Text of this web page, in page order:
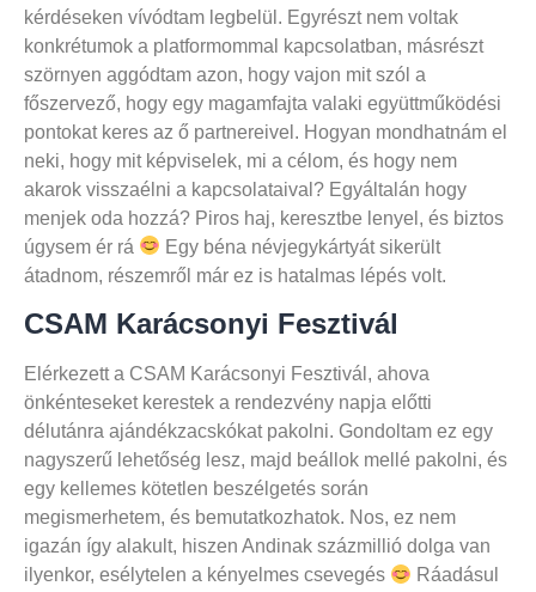
kérdéseken vívódtam legbelül. Egyrészt nem voltak
konkrétumok a platformommal kapcsolatban, másrészt
szörnyen aggódtam azon, hogy vajon mit szól a
főszervező, hogy egy magamfajta valaki együttműködési
pontokat keres az ő partnereivel. Hogyan mondhatnám el
neki, hogy mit képviselek, mi a célom, és hogy nem
akarok visszaélni a kapcsolataival? Egyáltalán hogy
menjek oda hozzá? Piros haj, keresztbe lenyel, és biztos
úgysem ér rá
Egy béna névjegykártyát sikerült
átadnom, részemről már ez is hatalmas lépés volt.
CSAM Karácsonyi Fesztivál
Elérkezett a CSAM Karácsonyi Fesztivál, ahova
önkénteseket kerestek a rendezvény napja előtti
délutánra ajándékzacskókat pakolni. Gondoltam ez egy
nagyszerű lehetőség lesz, majd beállok mellé pakolni, és
egy kellemes kötetlen beszélgetés során
megismerhetem, és bemutatkozhatok. Nos, ez nem
igazán így alakult, hiszen Andinak százmillió dolga van
ilyenkor, esélytelen a kényelmes csevegés
Ráadásul